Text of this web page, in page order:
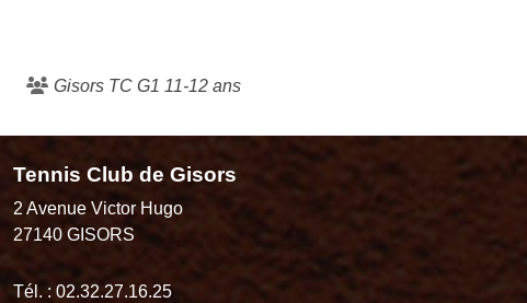
Gisors TC G1 11-12 ans
Tennis Club de Gisors
2 Avenue Victor Hugo
27140 GISORS
Tél. : 02.32.27.16.25